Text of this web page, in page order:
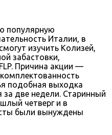
популярную
Италии, в
изучить Колизей,
забастовки,
Причина акции —
подобная выходка
две недели. Старинный
четверг и в
были вынуждены